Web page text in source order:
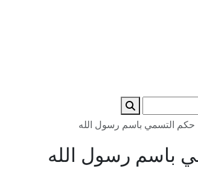
حكم التسمي باسم رسول الله
باسم رسول الله